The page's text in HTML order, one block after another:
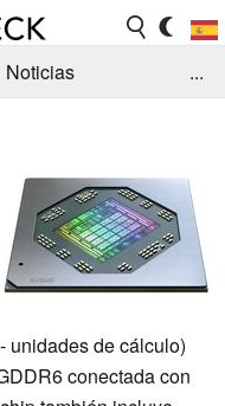
Noticias
...
unidades de cálculo)
conectada con